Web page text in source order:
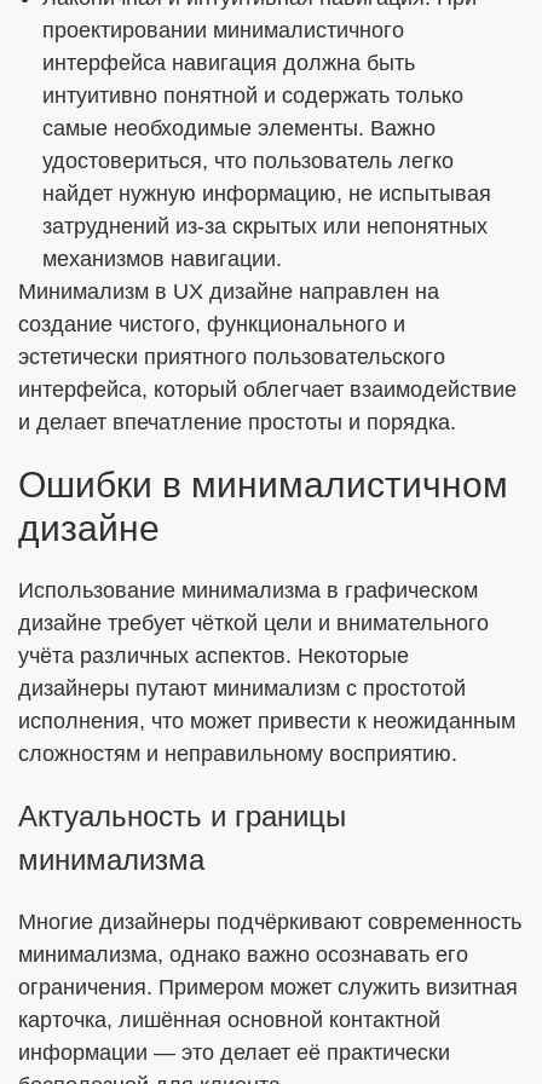
проектировании минималистичного
интерфейса навигация должна быть
интуитивно понятной и содержать только
самые необходимые элементы. Важно
удостовериться, что пользователь легко
найдет нужную информацию, не испытывая
затруднений из-за скрытых или непонятных
механизмов навигации.
Минимализм в UX дизайне направлен на
создание чистого, функционального и
эстетически приятного пользовательского
интерфейса, который облегчает взаимодействие
и делает впечатление простоты и порядка.
Ошибки в минималистичном
дизайне
Использование минимализма в графическом
дизайне требует чёткой цели и внимательного
учёта различных аспектов. Некоторые
дизайнеры путают минимализм с простотой
исполнения, что может привести к неожиданным
сложностям и неправильному восприятию.
Актуальность и границы
минимализма
Многие дизайнеры подчёркивают современность
минимализма, однако важно осознавать его
ограничения. Примером может служить визитная
карточка, лишённая основной контактной
информации — это делает её практически